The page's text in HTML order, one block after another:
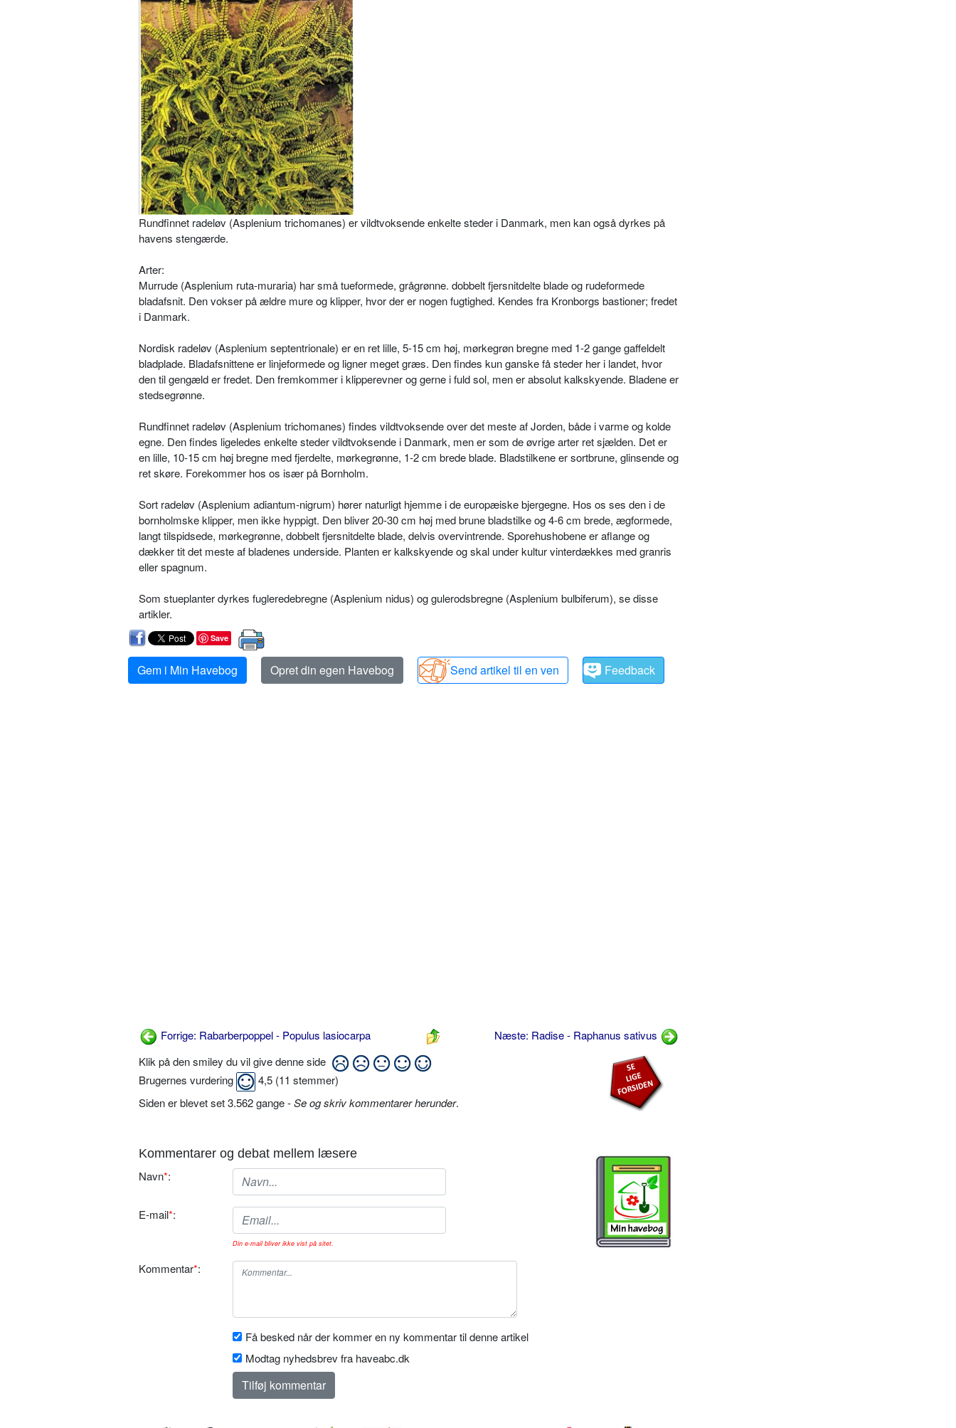
Rundfinnet radeløv (Asplenium trichomanes) er vildtvoksende enkelte steder i Danmark, men kan også dyrkes på
havens stengærde.
Arter:
Murrude (Asplenium ruta-mu­raria) har små tueformede, grågrønne. dobbelt fjersnitdelte blade og rudefor­mede
bladafsnit. Den vokser på ældre mure og klipper, hvor der er nogen fugtighed. Kendes fra Kronborgs basti­oner; fredet
i Danmark.
Nordisk radeløv (Asplenium septentrio­nale) er en ret lille, 5-15 cm høj, mørkegrøn bregne med 1-2 gange gaf­feldelt
bladplade. Bladafsnittene er linjeformede og ligner meget græs. Den findes kun ganske få steder her i landet, hvor
den til gengæld er fredet. Den fremkommer i klipperevner og gerne i fuld sol, men er absolut kalk­skyende. Bladene er
stedsegrønne.
Rundfinnet radeløv (Asplenium tricho­manes) findes vildtvoksende over det meste af Jorden, både i varme og kolde
egne. Den findes ligeledes enkelte ste­der vildtvoksende i Danmark, men er som de øvrige arter ret sjælden. Det er
en lille, 10-15 cm høj bregne med fjerdelte, mørkegrønne, 1-2 cm brede blade. Bladstilkene er sortbrune, glin­sende og
ret skøre. Forekommer hos os især på Bornholm.
Sort radeløv (Asplenium adiantum-ni­grum) hører naturligt hjemme i de europæiske bjergegne. Hos os ses den i de
bornholmske klipper, men ikke hyppigt. Den bliver 20-30 cm høj med brune bladstilke og 4-6 cm brede, æg­formede,
langt tilspidsede, mørkegrøn­ne, dobbelt fjersnitdelte blade, delvis overvintrende. Sporehushobene er af­lange og
dækker tit det meste af blade­nes underside. Planten er kalkskyende og skal under kultur vinterdækkes med granris
eller spagnum.
Som stueplanter dyrkes fugleredebregne (Asplenium ni­dus) og gulerodsbregne (Asplenium bulbiferum), se disse
artikler.
Save
Gem i Min Havebog Opret din egen Havebog Send artikel til en ven Feedback
Forrige: Rabarberpoppel - Populus lasiocarpa
Næste: Radise - Raphanus sativus
Klik på den smiley du vil give denne side
Brugernes vurdering
4,5 (11 stemmer)
Siden er blevet set 3.562 gange -Se og skriv kommentarer herunder.
Kommentarer og debat mellem læsere
Navn*:
E-mail*:
Din e-mail bliver ikke vist på sitet.
Kommentar*:
Få besked når der kommer en ny kommentar til denne artikel
Modtag nyhedsbrev fra haveabc.dk